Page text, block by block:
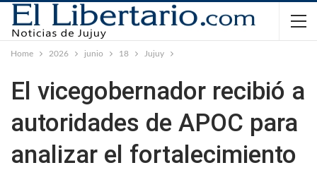
Home 2026 junio 18 Jujuy
El vicegobernador recibió a
autoridades de APOC para
analizar el fortalecimiento